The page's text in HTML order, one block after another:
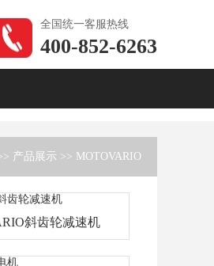
全国统一客服热线
400-852-6263
产品展示 >> MOTOVARIO
斜齿轮减速机